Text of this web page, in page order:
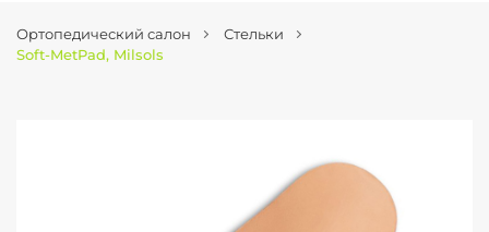
Ортопедический салон
Стельки
Soft-MetPad, Milsols